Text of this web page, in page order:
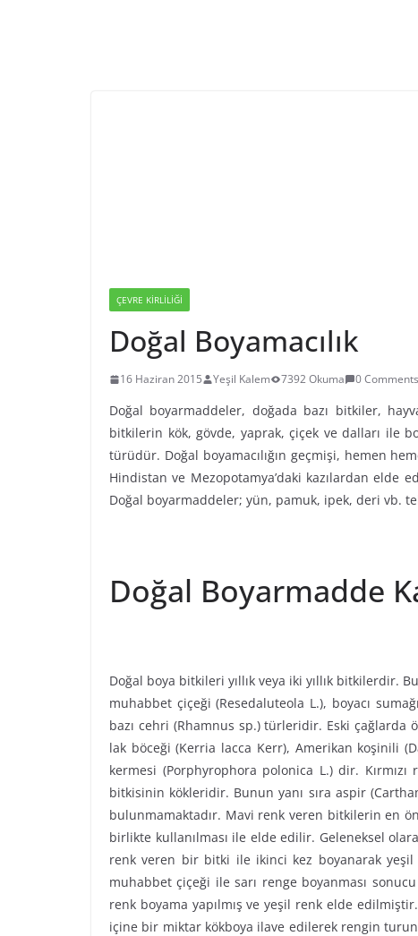
ÇEVRE KIRLILIĞI
Doğal Boyamacılık
16 Haziran 2015 Yeşil Kalem 7392 Okuma 0 Comments
Doğal boyarmaddeler, doğada bazı bitkiler,
bitkilerin kök, gövde, yaprak, çiçek ve dalları ile
türüdür. Doğal boyamacılığın geçmişi, hemen
Hindistan ve Mezopotamya’daki kazılardan elde
Doğal boyarmaddeler; yün, pamuk, ipek, deri vb.
Doğal Boyarmadde
Doğal boya bitkileri yıllık veya iki yıllık bitkilerdir.
muhabbet çiçeği (Resedaluteola L.), boyacı
bazı cehri (Rhamnus sp.) türleridir. Eski çağlarda
lak böceği (Kerria lacca Kerr), Amerikan koşinili
kermesi (Porphyrophora polonica L.) dir.
bitkisinin kökleridir. Bunun yanı sıra aspir
bulunmamaktadır. Mavi renk veren bitkilerin en
birlikte kullanılması ile elde edilir. Geleneksel
renk veren bir bitki ile ikinci kez boyanarak
muhabbet çiçeği ile sarı renge boyanması
renk boyama yapılmış ve yeşil renk elde
içine bir miktar kökboya ilave edilerek rengin